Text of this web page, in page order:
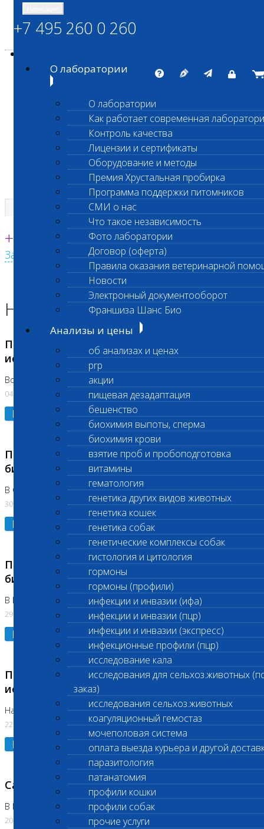
ШАНС БИО
Независимая ветеринарная лаборатория
Единая круглосуточная справочная
+7 495 260 0 260
Заказать звонок с сайта
+7 495 260 0 260
О лаборатории
О лаборатории
Как работает современная
Контроль качества
Лицензии и сертификаты
Оборудование и методы
Премия Хрустальная пробирка
Программа поддержки питомников
СМИ о нас
Что такое независимость
Фото лаборатории
Договор (оферта)
Правила оказания ветеринарной
Новости
Электронный документооборот
Франшиза Шанс Био
Анализы и цены
об анализах и ценах
prp
акции
пищевая дезадаптация
бешенство
биохимия выпоты, сперма
биохимия крови
взятие проб и пробоподготовка
витамины
гематология
генетика других видов животных
генетика кошек
генетика собак
генетические комплексы собак
гистология и цитология
гормоны
гормоны (профили)
инфекции и инвазии (ифа)
инфекции и инвазии (пцр)
инфекции и инвазии (экспресс)
инфекционные профили (пцр)
исследование кала
исследования для сельхоз.животных
заказ)
исследования сельхоз.животных
коагуляционный гемостаз
мочеполовая система
оплата выезда курьера и другой
паразитология
патанатомия
профили кошки
профили собак
прочие услуги
Главная страница
Новости лаборатории
Приостановка срочных биохимических
исследований
Во Владыкино
04.08.2026
Подробнее
Приостановлено выполнение срочных
биохимических исследований
В Сколково. Код (123,309,310)
30.07.2026
Подробнее
Приостановлено выполнение срочных
биохимических исследований
В Бутово 29.07.26
29.07.2026
Подробнее
Приостановлено выполнение биохимических
исследований
На Нагорной. Код ( 123,310,309)
22.07.2026
Подробнее
Санитарные дни
В Коломне 24.07.2026 и 28.07.2026
20.07.2026